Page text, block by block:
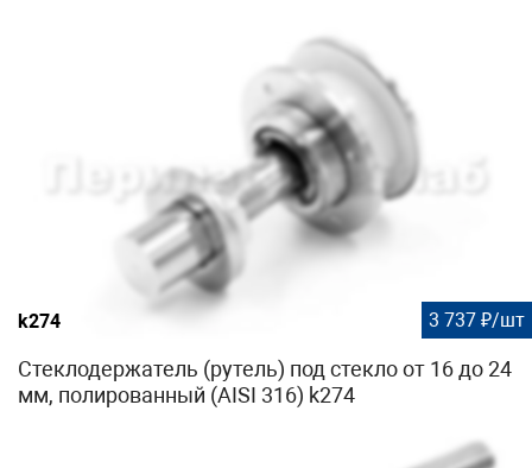
k274 3 737 ₽/шт
Стеклодержатель (рутель) под стекло от 16 до 24
мм, полированный (AISI 316) k274